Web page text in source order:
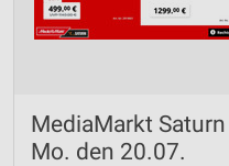
MediaMarkt
Mo. den 20.07.